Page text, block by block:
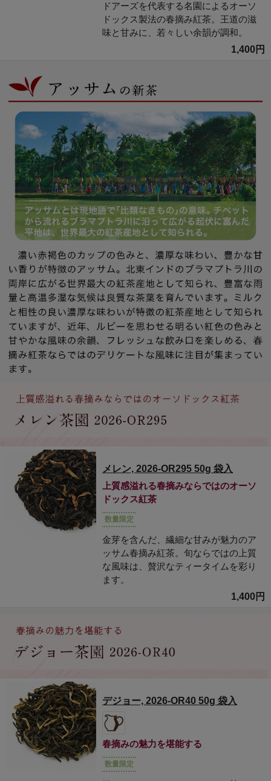
ドアーズを代表する名園によるオーソ
ドックス製法の春摘み紅茶。王道の滋
味と甘みに、若々しい余韻が調和。
1,400円
メレン, 2026-OR295 50g 袋入
上質感溢れる春摘みならではのオーソ
ドックス紅茶
数量限定
金芽を含んだ、繊細な甘みが魅力のア
ッサム春摘み紅茶。旬ならではの上質
な風味は、贅沢なティータイムを彩り
ます。
1,400円
デジョー, 2026-OR40 50g 袋入
春摘みの魅力を堪能する
数量限定